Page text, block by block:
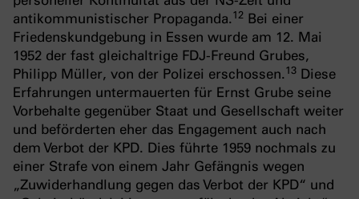
antikommunistischer Propaganda. 1 2 Bei einer
Friedenskundgebung in Essen wurde am 12. Mai
1952 der fast gleichaltrige FDJ-Freund Grubes,
Philipp Müller, von der Polizei erschossen. 13 Diese
Erfahrungen untermauerten für Ernst Grube seine
Vorbehalte gegenüber Staat und Gesellschaft weiter
und beförderten eher das Engagement auch nach
dem Verbot der KPD. Dies führte 1959 nochmals zu
einer Strafe von einem Jahr Gefängnis wegen
„Zuwiderhandlung gegen das Verbot der KPD“ und